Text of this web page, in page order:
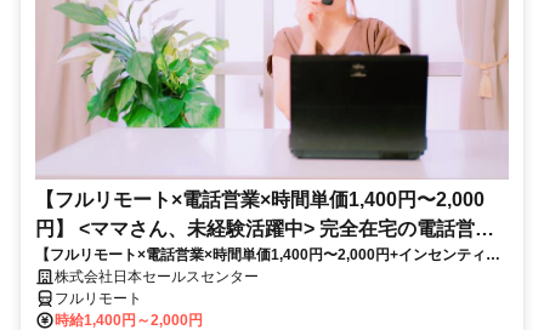
【フルリモート×電話営業×時間単価1,400円〜2,000
円】 <ママさん、未経験活躍中> 完全在宅の電話営業
で家庭と仕事の両立を実現
【フルリモート×電話営業×時間単価1,400円〜2,000円+インセンティブ
あり】 ＜ママさん、未経験活躍中＞ 完全在宅の電話営業で家庭と仕事の
両立を実現
株式会社日本セールスセンター
フルリモート
時給1,400円～2,000円